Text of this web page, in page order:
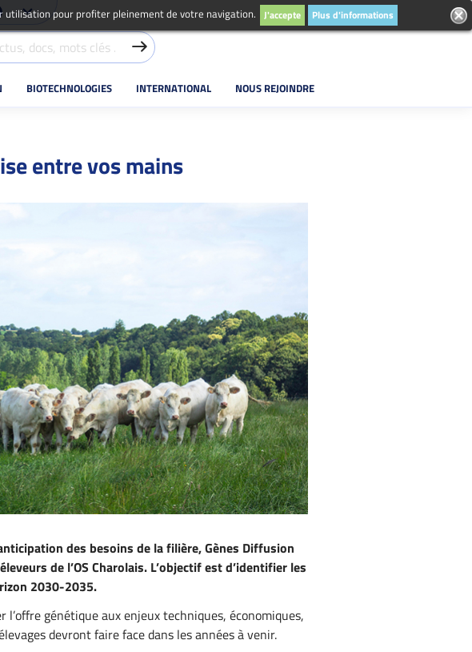
BIOTECHNOLOGIES INTERNATIONAL NOUS REJOINDRE
entre vos mains
des besoins de la filière, Gènes Diffusion
de l’OS Charolais. L’objectif est d’identifier les
2030-2035.
génétique aux enjeux techniques, économiques,
devront faire face dans les années à venir.
pour profiter pleinement de votre navigation. J'accepte Plus d'informations